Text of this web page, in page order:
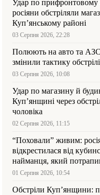
Удар по прифронтовому
росіяни обстріляли
Куп’янському районі
03 Серпня 2026, 22:28
Полюють на авто та
змінили тактику
03 Серпня 2026, 10:08
Удар по магазину й
Куп’янщині через
чоловіка
02 Серпня 2026, 11:15
“Поховали” живим:
відкрестилася від
найманця, який
Куп’янщині
01 Серпня 2026, 10:54
Обстріли Куп’янщини: